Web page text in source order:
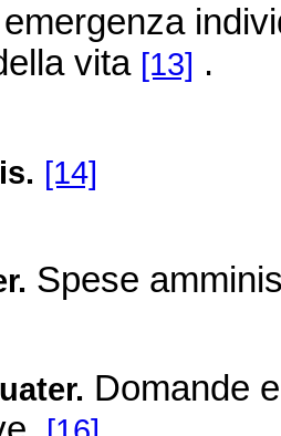
vita [13] .
[14]
Spese
Domande